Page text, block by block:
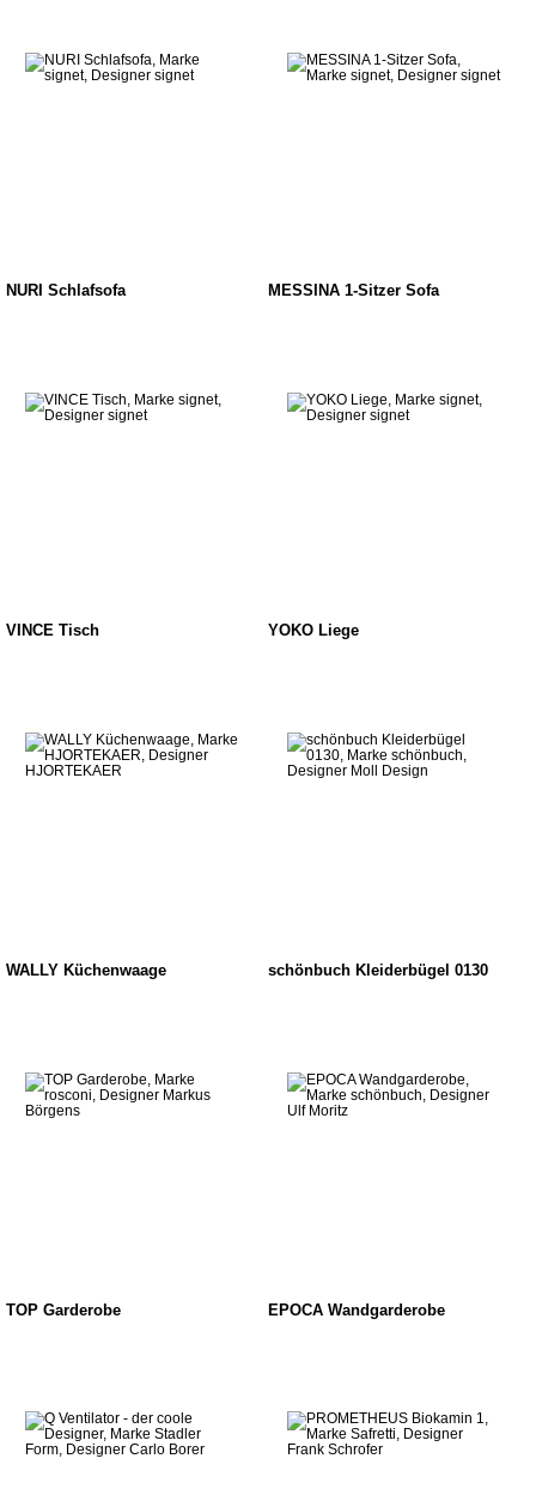
NURI Schlafsofa MESSINA 1-Sitzer Sofa
VINCE Tisch YOKO Liege
WALLY Küchenwaage schönbuch Kleiderbügel 0130
TOP Garderobe EPOCA Wandgarderobe